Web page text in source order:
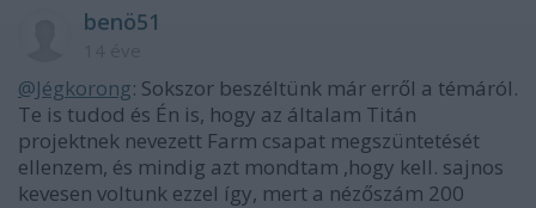
benö51
@Jégkorong: Sokszor beszéltünk már erről a témáról.
Te is tudod és Én is, hogy az általam Titán
projektnek nevezett Farm csapat megszüntetését
ellenzem, és mindig azt mondtam ,hogy kell. sajnos
kevesen voltunk ezzel így, mert a nézőszám 200